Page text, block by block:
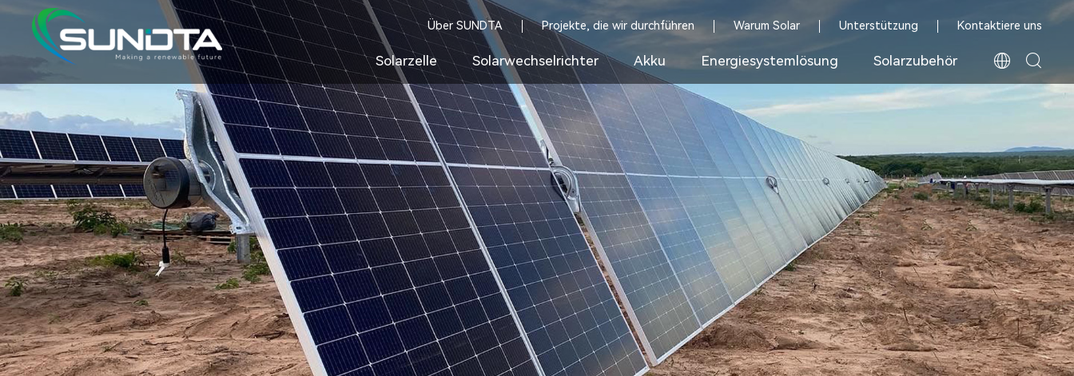
Über SUNDTA Projekte, die wir durchführen Warum Solar Unterstützung Kontaktiere uns
Solarzelle Solarwechselrichter Akku Energiesystemlösung Solarzubehör